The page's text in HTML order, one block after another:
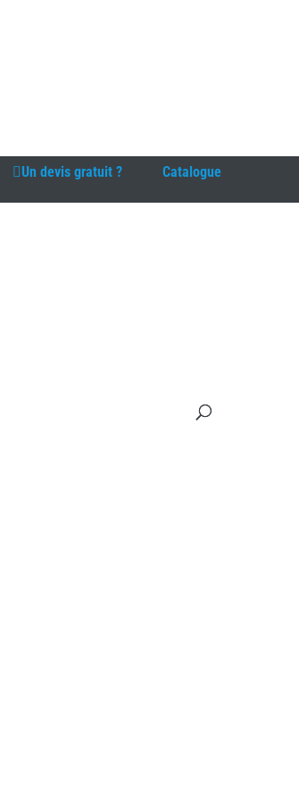
Un devis gratuit ? Catalogue